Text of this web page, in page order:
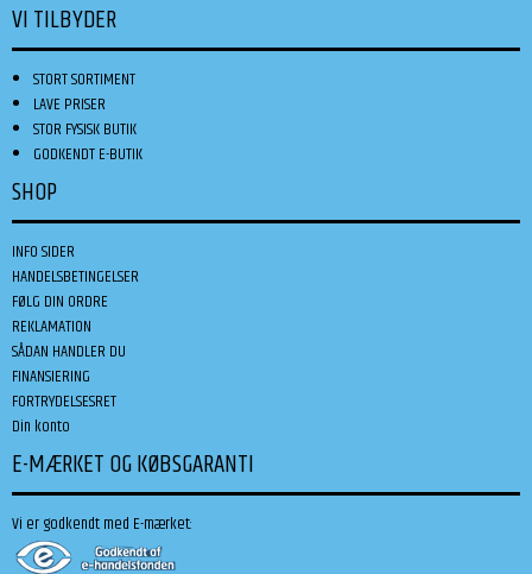
VI TILBYDER
STORT SORTIMENT
LAVE PRISER
STOR FYSISK BUTIK
GODKENDT E-BUTIK
SHOP
INFO SIDER
HANDELSBETINGELSER
FØLG DIN ORDRE
REKLAMATION
SÅDAN HANDLER DU
FINANSIERING
FORTRYDELSESRET
Din konto
E-MÆRKET OG KØBSGARANTI
Vi er godkendt med E-mærket: